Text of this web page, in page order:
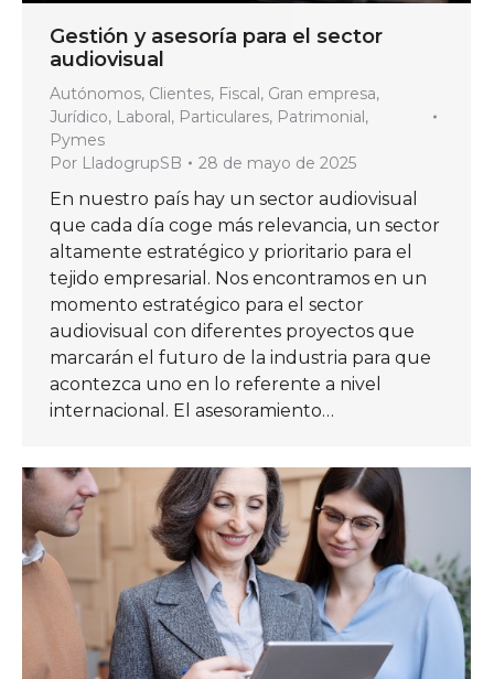
Gestión y asesoría para el sector
audiovisual
Autónomos, Clientes, Fiscal, Gran empresa,
Jurídico, Laboral, Particulares, Patrimonial,
Pymes
Por LladogrupSB 28 de mayo de 2025
En nuestro país hay un sector audiovisual
que cada día coge más relevancia, un sector
altamente estratégico y prioritario para el
tejido empresarial. Nos encontramos en un
momento estratégico para el sector
audiovisual con diferentes proyectos que
marcarán el futuro de la industria para que
acontezca uno en lo referente a nivel
internacional. El asesoramiento…